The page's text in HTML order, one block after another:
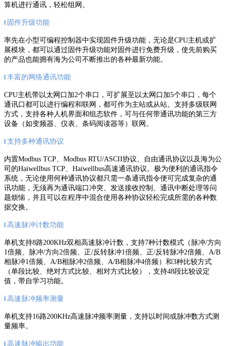
算机进行通讯，轻松组网。
l 固件升级功能
率先在小型可编程控制器中实现固件升级功能，无论是CPU主机或扩
展模块，都可以通过固件升级功能对固件进行免费升级，使先前购买
的产品也能拥有海为公司不断推出的各种最新功能。
l 丰富的网络通讯功能
CPU主机带以太网口加2个串口，可扩展至以太网口加5个串口，每个
通讯口都可以进行编程和联网，都可作为主站或从站。支持多级联网
方式，支持各种人机界面和组态软件，可与任何带通讯功能的第三方
设备（如变频器、仪表、条码阅读器等）联网。
l 支持多种通讯协议
内置Modbus TCP、Modbus RTU/ASCII协议、自由通讯协议以及海为公
司的Haiwellbus TCP、Haiwellbus高速通讯协议。极为便利的通讯指令
系统，无论使用何种通讯协议都只需一条通讯指令便可完成复杂的通
讯功能，无须再为通讯端口冲突、发送接收控制、通讯中断处理等问
题烦恼，并且可以在程序中混合使用各种协议轻松完成所需的各种数
据交换。
l 高速脉冲计数功能
单机支持8路200KHz双相高速脉冲计数，支持7种计数模式（脉冲/方向
1倍频、脉冲/方向2倍频、正/反转脉冲1倍频、正/反转脉冲2倍频、A/B
相脉冲1倍频、A/B相脉冲2倍频、A/B相脉冲4倍频）和3种比较方式
（单段比较、绝对方式比较、相对方式比较），支持48段比较设定
值，带自学习功能。
l 高速脉冲频率测量
单机支持16路200KHz高速脉冲频率测量，支持以时间或脉冲数方式测
量频率。
l 高速脉冲输出功能